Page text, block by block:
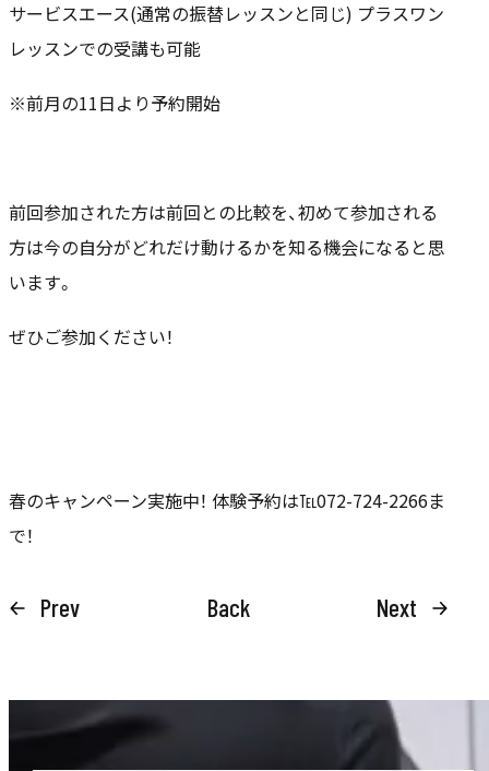
サービスエース(通常の振替レッスンと同じ) プラスワン
レッスンでの受講も可能
※前月の11日より予約開始
前回参加された方は前回との比較を、初めて参加される
方は今の自分がどれだけ動けるかを知る機会になると思
います。
ぜひご参加ください！
春のキャンペーン実施中！ 体験予約は℡072-724-2266ま
で！
Prev Back Next